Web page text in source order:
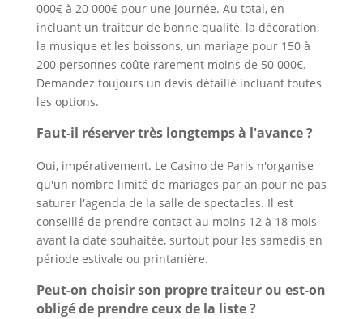
000€ à 20 000€ pour une journée. Au total, en
incluant un traiteur de bonne qualité, la décoration,
la musique et les boissons, un mariage pour 150 à
200 personnes coûte rarement moins de 50 000€.
Demandez toujours un devis détaillé incluant toutes
les options.
Faut-il réserver très longtemps à l'avance ?
Oui, impérativement. Le Casino de Paris n'organise
qu'un nombre limité de mariages par an pour ne pas
saturer l'agenda de la salle de spectacles. Il est
conseillé de prendre contact au moins 12 à 18 mois
avant la date souhaitée, surtout pour les samedis en
période estivale ou printanière.
Peut-on choisir son propre traiteur ou est-on
obligé de prendre ceux de la liste ?